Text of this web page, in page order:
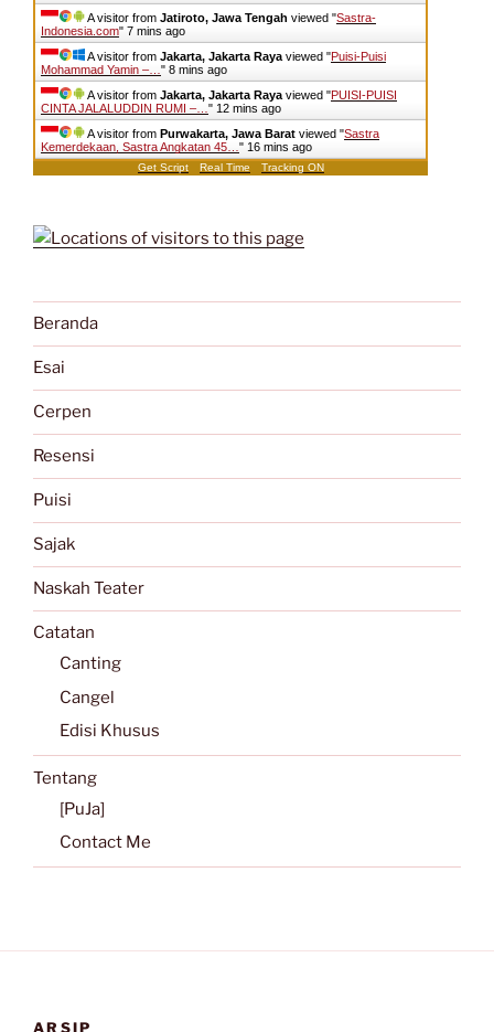
A visitor from Jatiroto, Jawa Tengah viewed "Sastra-
Indonesia.com" 7 mins ago
A visitor from Jakarta, Jakarta Raya viewed "Puisi-Puisi
Mohammad Yamin –… " 8 mins ago
A visitor from Jakarta, Jakarta Raya viewed "PUISI-PUISI
CINTA JALALUDDIN RUMI –… " 12 mins ago
A visitor from Purwakarta, Jawa Barat viewed "Sastra
Kemerdekaan, Sastra Angkatan 45… " 16 mins ago
Get Script Real Time Tracking ON
Beranda
Esai
Cerpen
Resensi
Puisi
Sajak
Naskah Teater
Catatan
Canting
Cangel
Edisi Khusus
Tentang
[PuJa]
Contact Me
ARSIP